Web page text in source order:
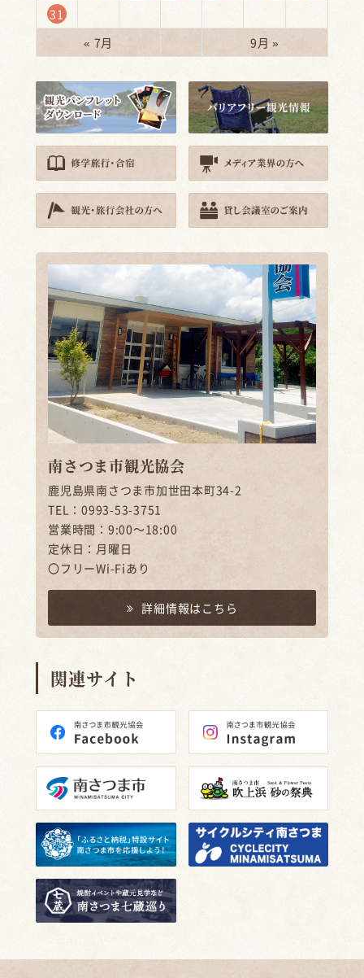
31
« 7月
9月 »
南さつま市観光協会
鹿児島県南さつま市加世田本町34-2
TEL：0993-53-3751
営業時間：9:00～18:00
定休日：月曜日
〇フリーWi-Fiあり
詳細情報はこちら
関連サイト